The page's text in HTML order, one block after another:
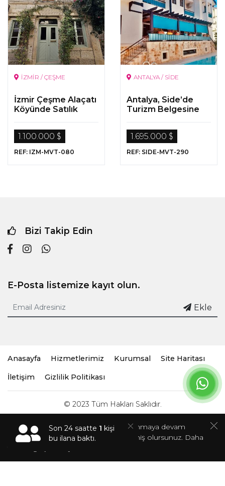
İZMİR / ÇEŞME
İzmir Çeşme Alaçatı
Köyünde Satılık
Otel
1.100.000 $
REF: IZM-MVT-080
ANTALYA / SİDE
Antalya, Side’de
Turizm Belgesine
Butik Otel
1.695.000 $
REF: SIDE-MVT-290
Bizi Takip Edin
E-Posta listemize kayıt olun.
Ekle
Anasayfa Hizmetlerimiz Kurumsal Site Haritası
İletişim Gizlilik Politikası
© 2023 Tüm Hakları Saklıdır.
Bu sitede çerezler kullanır. Siteyi kullanmaya devam
ederseniz, çerez kullanımını kabul etmiş olursunuz. Daha
Son 24 saatte 1 kişi
bu ilana baktı.